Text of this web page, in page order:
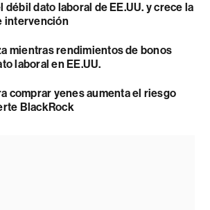
débil dato laboral de EE.UU. y crece la
intervención
mientras rendimientos de bonos
laboral en EE.UU.
comprar yenes aumenta el riesgo
BlackRock